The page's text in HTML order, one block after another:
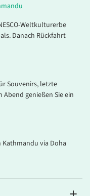
Weltkulturerbe
Danach Rückfahrt
Souvenirs, letzte
genießen Sie ein
via Doha